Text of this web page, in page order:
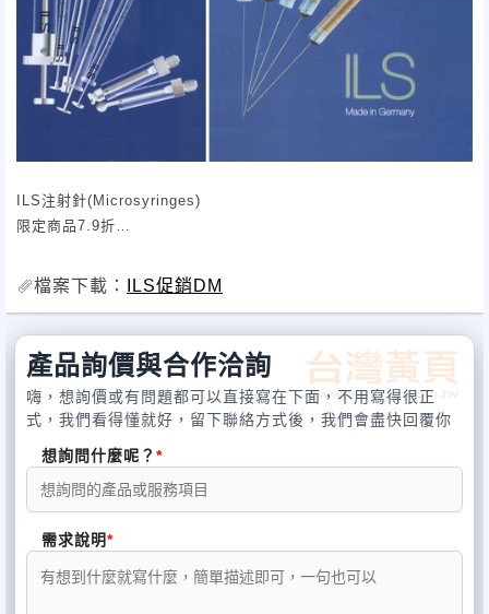
ILS注射針(Microsyringes)
限定商品7.9折
活動期間：2012.07.01~2012.09.30
檔案下載： ILS促銷DM
產品詢價與合作洽詢
嗨，想詢價或有問題都可以直接寫在下面，不用寫得很正
式，我們看得懂就好，留下聯絡方式後，我們會盡快回覆你
想詢問什麼呢？
需求說明